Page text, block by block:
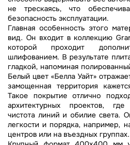
не трескаясь, что
безопасность эксплуатации.
Главная особенность этого
вид. Он входит в коллекцию
которой проходит
шлифованием. В результате
гладкой, напоминая
Белый цвет «Белла Уайт»
замощенная территория
Такое покрытие отлично
архитектурных проектов,
чистота линий и обилие света.
легкости и порядка, например,
центров или на въездных группах.